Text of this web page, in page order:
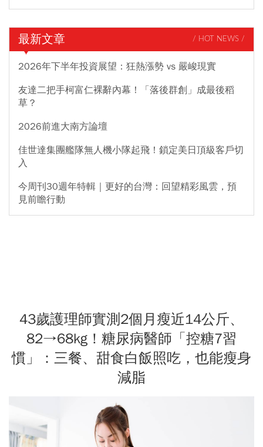
最新文章 / HOT NEWS /
2026年下半年投資展望：狂熱漲勢 vs 嚴峻現實
友達二把手柯富仁裸辭內幕！「落後群創」成最後稻
草？
2026前進大南方論壇
佳世達集團艦隊無人機小隊起飛！鎖定美日頂級客戶切
入
今周刊30週年特輯｜更好的台灣：回望精彩風雲，預
見前瞻行動
43歲護理師實測2個月瘦近14公斤、
82→68kg！糖尿病醫師「控糖7習
慣」：三餐、甜食白飯照吃，也能瘦身
減脂